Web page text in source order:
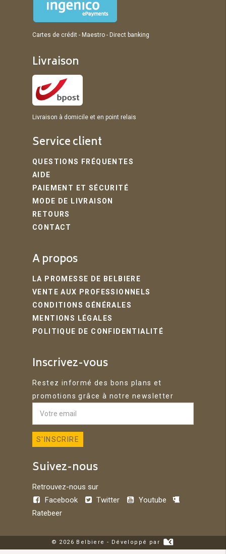
Cartes de crédit - Maestro - Direct banking
Livraison
Livraison à domicile et en point relais
Service client
QUESTIONS FRÉQUENTES
AIDE
PAIEMENT ET SÉCURITÉ
MODE DE LIVRAISON
RETOURS
CONTACT
A propos
LA PROMESSE DE BELBIERE
VENTE AUX PROFESSIONNELS
CONDITIONS GÉNÉRALES
MENTIONS LÉGALES
POLITIQUE DE CONFIDENTIALITÉ
Inscrivez-vous
Restez informé des bons plans et
promotions grâce à notre newsletter
Suivez-nous
Retrouvez-nous sur
Facebook
Twitter
Youtube
Ratebeer
© 2026 Belbiere - Développé par